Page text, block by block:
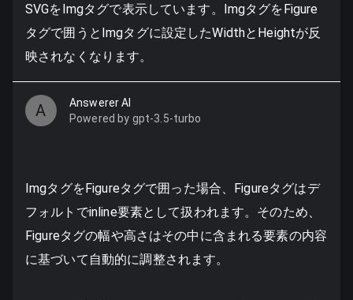
SVGをImgタグで表示しています。ImgタグをFigure
タグで囲うとImgタグに設定したWidthとHeightが反
映されなくなります。
A
Answerer AI
Powered by gpt-3.5-turbo
ImgタグをFigureタグで囲った場合、Figureタグはデ
フォルトでinline要素として扱われます。そのため、
Figureタグの幅や高さはその中に含まれる要素の内容
に基づいて自動的に調整されます。